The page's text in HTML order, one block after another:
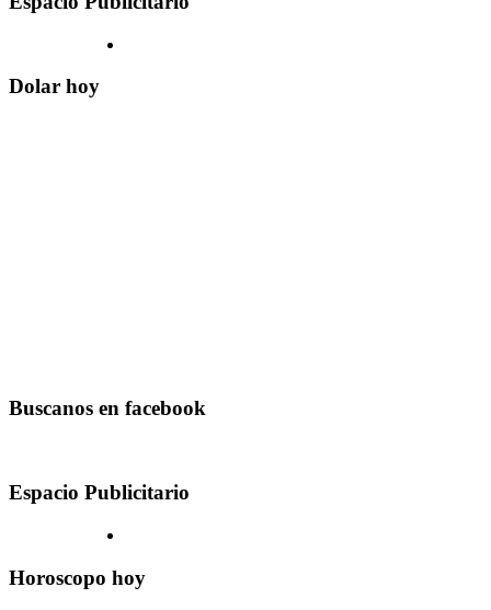
Dolar hoy
Buscanos en facebook
Espacio Publicitario
Horoscopo hoy